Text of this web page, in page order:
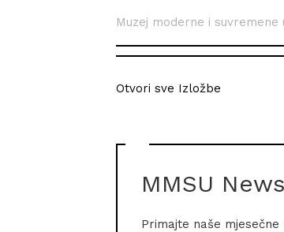
Muzej moderne i suvremene
Otvori sve Izložbe
MMSU
Primajte naše mjesečne